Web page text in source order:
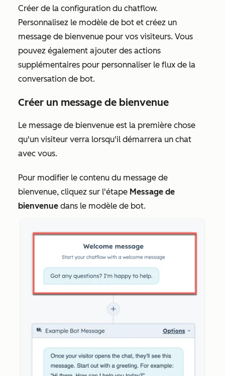
Créer de la configuration du chatflow.
Personnalisez le modèle de bot et créez un
message de bienvenue pour vos visiteurs. Vous
pouvez également ajouter des actions
supplémentaires pour personnaliser le flux de la
conversation de bot.
Créer un message de bienvenue
Le message de bienvenue est la première chose
qu'un visiteur verra lorsqu'il démarrera un chat
avec vous.
Pour modifier le contenu du message de
bienvenue, cliquez sur l'étape Message de
bienvenue dans le modèle de bot.